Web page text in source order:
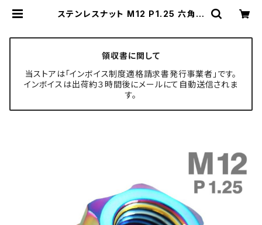
ステンレスナット M12 P1.25 六角ナ
TECH-MASTER ボルト専門店
領収書に関して
当ストアは「インボイス制度適格請求書発行事業者」です。
インボイスは出荷約３時間後にメールにて自動送信されま
す。